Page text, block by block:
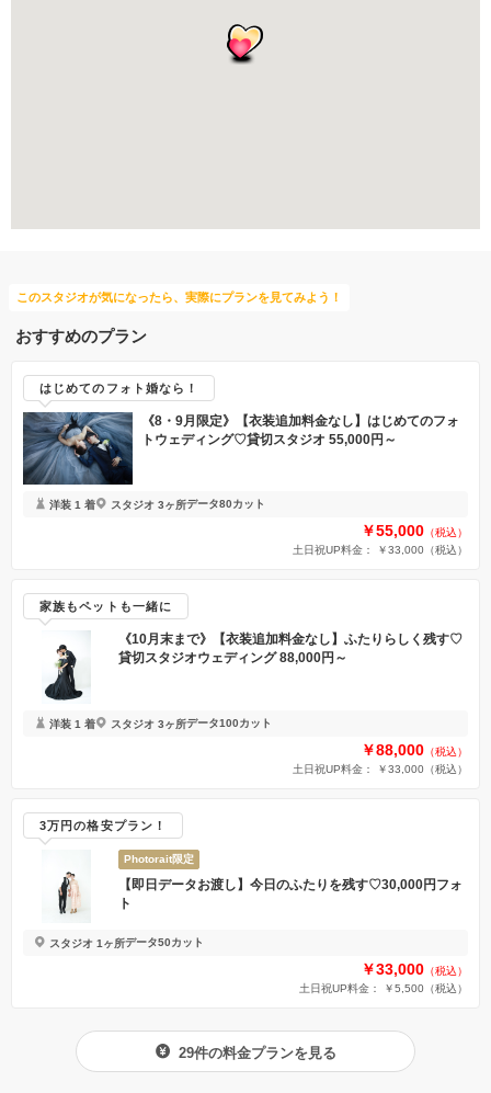
このスタジオが気になったら、実際にプランを見てみよう！
おすすめのプラン
はじめてのフォト婚なら！
《8・9月限定》【衣装追加料金なし】はじめてのフォ
トウェディング♡貸切スタジオ 55,000円～
洋装 1 着 スタジオ 3ヶ所データ80カット
￥55,000 （税込）
土日祝UP料金： ￥33,000 （税込）
家族もペットも一緒に
《10月末まで》【衣装追加料金なし】ふたりらしく残す♡
貸切スタジオウェディング 88,000円～
洋装 1 着 スタジオ 3ヶ所データ100カット
￥88,000 （税込）
土日祝UP料金： ￥33,000 （税込）
3万円の格安プラン！
Photorait限定
【即日データお渡し】今日のふたりを残す♡30,000円フォ
ト
スタジオ 1ヶ所データ50カット
￥33,000 （税込）
土日祝UP料金： ￥5,500 （税込）
29件の料金プランを見る